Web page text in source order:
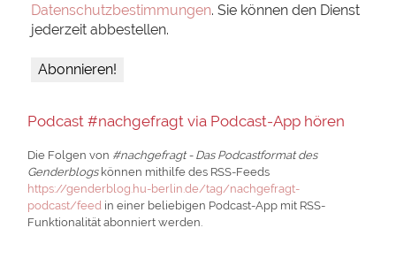
Datenschutzbestimmungen. Sie können den Dienst
jederzeit abbestellen.
Podcast #nachgefragt via Podcast-App hören
Die Folgen von #nachgefragt - Das Podcastformat des
Genderblogskönnen mithilfe des RSS-Feeds
https://genderblog.hu-berlin.de/tag/nachgefragt-
podcast/feed in einer beliebigen Podcast-App mit RSS-
Funktionalität abonniert werden.